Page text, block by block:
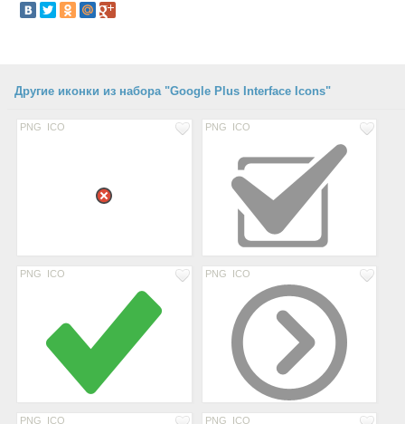
Другие иконки из набора "Google Plus Interface Icons"
PNG ICO PNG ICO
PNG ICO PNG ICO
PNG ICO PNG ICO